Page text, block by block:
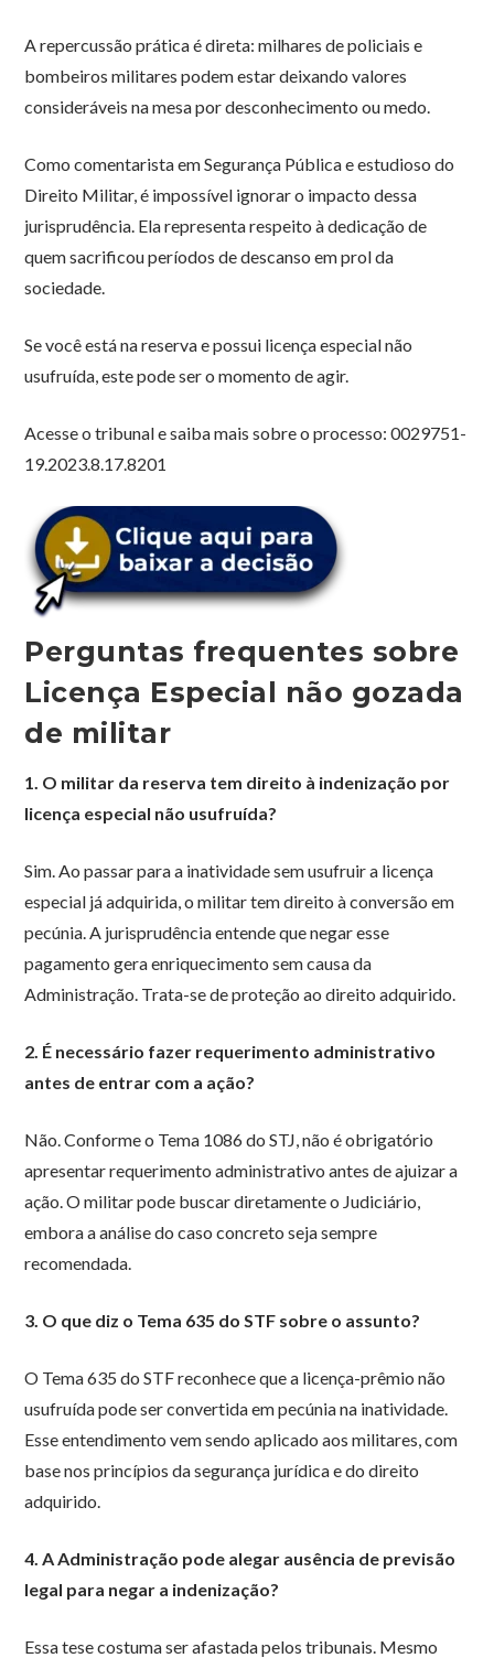
A repercussão prática é direta: milhares de policiais e
bombeiros militares podem estar deixando valores
consideráveis na mesa por desconhecimento ou medo.
Como comentarista em Segurança Pública e estudioso do
Direito Militar, é impossível ignorar o impacto dessa
jurisprudência. Ela representa respeito à dedicação de
quem sacrificou períodos de descanso em prol da
sociedade.
Se você está na reserva e possui licença especial não
usufruída, este pode ser o momento de agir.
Acesse o tribunal e saiba mais sobre o processo: 0029751-
19.2023.8.17.8201
Perguntas frequentes sobre
Licença Especial não gozada
de militar
1. O militar da reserva tem direito à indenização por
licença especial não usufruída?
Sim. Ao passar para a inatividade sem usufruir a licença
especial já adquirida, o militar tem direito à conversão em
pecúnia. A jurisprudência entende que negar esse
pagamento gera enriquecimento sem causa da
Administração. Trata-se de proteção ao direito adquirido.
2. É necessário fazer requerimento administrativo
antes de entrar com a ação?
Não. Conforme o Tema 1086 do STJ, não é obrigatório
apresentar requerimento administrativo antes de ajuizar a
ação. O militar pode buscar diretamente o Judiciário,
embora a análise do caso concreto seja sempre
recomendada.
3. O que diz o Tema 635 do STF sobre o assunto?
O Tema 635 do STF reconhece que a licença-prêmio não
usufruída pode ser convertida em pecúnia na inatividade.
Esse entendimento vem sendo aplicado aos militares, com
base nos princípios da segurança jurídica e do direito
adquirido.
4. A Administração pode alegar ausência de previsão
legal para negar a indenização?
Essa tese costuma ser afastada pelos tribunais. Mesmo